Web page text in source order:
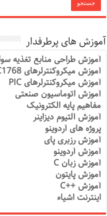
آموزش های پرطرفدار
آموزش طراحی منابع تغذیه
آموزش میکروکنترلرهای LPC1768
آموزش میکروکنترلرهای PIC
آموزش اتوماسیون صنعتی
مفاهیم پایه الکترونیک
آموزش آلتیوم دیزاینر
پروژه های آردوینو
آموزش رزبری پای
آموزش آردوینو
آموزش زبان C
آموزش پایتون
آموزش ++C
اینترنت اشیاء